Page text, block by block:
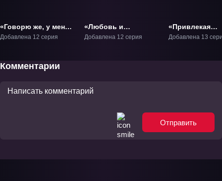
«Говорю же, у меня
не встаёт!» ТВ-1
Добавлена 12 серия
«Любовь и
Продюсер:
Добавлена 12 серия
«Привлекая
поцелуй» ТВ-1
Добавлена 13
Комментарии
Отправить